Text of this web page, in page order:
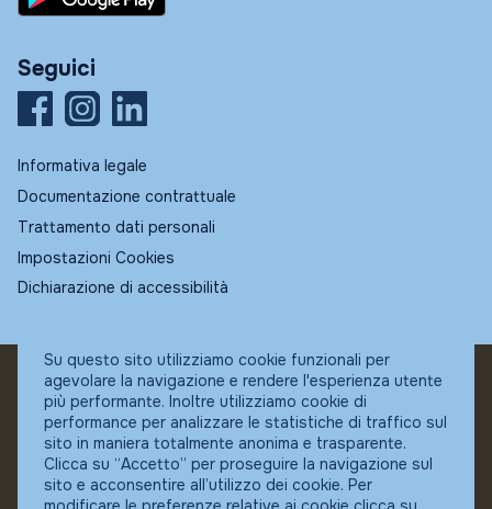
Seguici
Informativa legale
Documentazione contrattuale
Trattamento dati personali
Impostazioni Cookies
Dichiarazione di accessibilità
© Fundstore
Collocatore autorizzato:
Banca Ifigest SpA
P.Iva: 04337180485
Su questo sito utilizziamo cookie funzionali per
agevolare la navigazione e rendere l'esperienza utente
più performante. Inoltre utilizziamo cookie di
performance per analizzare le statistiche di traffico sul
sito in maniera totalmente anonima e trasparente.
Clicca su “Accetto” per proseguire la navigazione sul
sito e acconsentire all’utilizzo dei cookie. Per